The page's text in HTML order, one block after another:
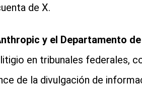
de X.
y el Departamento
en tribunales federales,
de la divulgación de